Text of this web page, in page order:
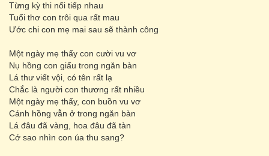
Từng kỳ thi nối tiếp nhau
Tuổi thơ con trôi qua rất mau
Ước chi con mẹ mai sau sẽ thành công
Một ngày mẹ thấy con cười vu vơ
Nụ hồng con giấu trong ngăn bàn
Lá thư viết vội, có tên rất lạ
Chắc là người con thương rất nhiều
Một ngày mẹ thấy, con buồn vu vơ
Cánh hồng vẫn ở trong ngăn bàn
Lá đâu đã vàng, hoa đâu đã tàn
Cớ sao nhìn con úa thu sang?